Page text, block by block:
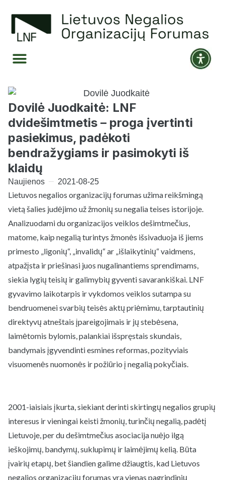
Dovilė Juodkaitė: LNF
dvidešimtmetis – proga įvertinti
pasiekimus, padėkoti
bendražygiams ir pasimokyti iš
klaidų
Naujienos 2021-08-25
Lietuvos negalios organizacijų forumas užima reikšmingą
vietą šalies judėjimo už žmonių su negalia teises istorijoje.
Analizuodami du organizacijos veiklos dešimtmečius,
matome, kaip negalią turintys žmonės išsivaduoja iš jiems
primesto „ligonių“, „invalidų“ ar „išlaikytinių“ vaidmens,
atpažįsta ir priešinasi juos nugalinantiems sprendimams,
siekia lygių teisių ir galimybių gyventi savarankiškai. LNF
gyvavimo laikotarpis ir vykdomos veiklos sutampa su
bendruomenei svarbių teisės aktų priėmimu, tarptautinių
direktyvų atneštais įpareigojimais ir jų stebėsena,
laimėtomis bylomis, palankiai išspręstais skundais,
bandymais įgyvendinti esmines reformas, pozityviais
visuomenės nuomonės ir požiūrio į negalią pokyčiais.
2001-iaisiais įkurta, siekiant derinti skirtingų negalios grupių
interesus ir vieningai keisti žmonių, turinčių negalią, padėtį
Lietuvoje, per du dešimtmečius asociacija nuėjo ilgą
ieškojimų, bandymų, suklupimų ir laimėjimų kelią. Būta
įvairių etapų, bet šiandien galime džiaugtis, kad Lietuvos
negalios organizacijų forumas yra vienas pagrindinių